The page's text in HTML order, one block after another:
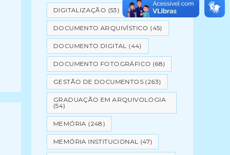
DIGITALIZAÇÃO (53)
DOCUMENTO ARQUIVÍSTICO (45)
DOCUMENTO DIGITAL (44)
DOCUMENTO FOTOGRÁFICO (68)
GESTÃO DE DOCUMENTOS (263)
GRADUAÇÃO EM ARQUIVOLOGIA
(54)
MEMÓRIA (248)
MEMÓRIA INSTITUCIONAL (47)